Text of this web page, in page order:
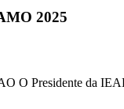
2025
Presidente da